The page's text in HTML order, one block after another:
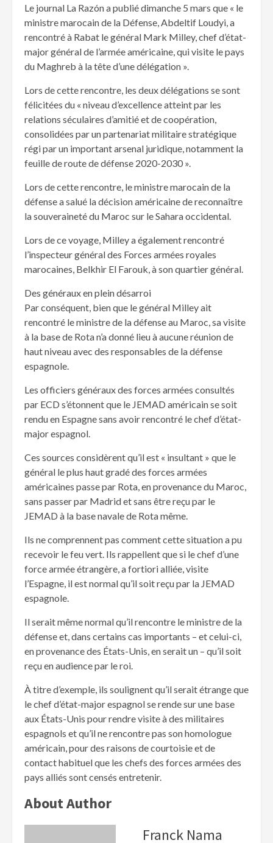
Le journal La Razón a publié dimanche 5 mars que « le
ministre marocain de la Défense, Abdeltif Loudyi, a
rencontré à Rabat le général Mark Milley, chef d’état-
major général de l’armée américaine, qui visite le pays
du Maghreb à la tête d’une délégation ».
Lors de cette rencontre, les deux délégations se sont
félicitées du « niveau d’excellence atteint par les
relations séculaires d’amitié et de coopération,
consolidées par un partenariat militaire stratégique
régi par un important arsenal juridique, notamment la
feuille de route de défense 2020-2030 ».
Lors de cette rencontre, le ministre marocain de la
défense a salué la décision américaine de reconnaître
la souveraineté du Maroc sur le Sahara occidental.
Lors de ce voyage, Milley a également rencontré
l’inspecteur général des Forces armées royales
marocaines, Belkhir El Farouk, à son quartier général.
Des généraux en plein désarroi
Par conséquent, bien que le général Milley ait
rencontré le ministre de la défense au Maroc, sa visite
à la base de Rota n’a donné lieu à aucune réunion de
haut niveau avec des responsables de la défense
espagnole.
Les officiers généraux des forces armées consultés
par ECD s’étonnent que le JEMAD américain se soit
rendu en Espagne sans avoir rencontré le chef d’état-
major espagnol.
Ces sources considèrent qu’il est « insultant » que le
général le plus haut gradé des forces armées
américaines passe par Rota, en provenance du Maroc,
sans passer par Madrid et sans être reçu par le
JEMAD à la base navale de Rota même.
Ils ne comprennent pas comment cette situation a pu
recevoir le feu vert. Ils rappellent que si le chef d’une
force armée étrangère, a fortiori alliée, visite
l’Espagne, il est normal qu’il soit reçu par la JEMAD
espagnole.
Il serait même normal qu’il rencontre le ministre de la
défense et, dans certains cas importants – et celui-ci,
en provenance des États-Unis, en serait un – qu’il soit
reçu en audience par le roi.
À titre d’exemple, ils soulignent qu’il serait étrange que
le chef d’état-major espagnol se rende sur une base
aux États-Unis pour rendre visite à des militaires
espagnols et qu’il ne rencontre pas son homologue
américain, pour des raisons de courtoisie et de
contact habituel que les chefs des forces armées des
pays alliés sont censés entretenir.
About Author
Franck Nama